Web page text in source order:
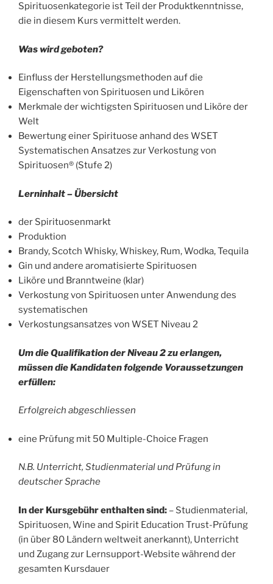
Spirituosenkategorie ist Teil der Produktkenntnisse,
die in diesem Kurs vermittelt werden.
Was wird geboten?
Einfluss der Herstellungsmethoden auf die
Eigenschaften von Spirituosen und Likören
Merkmale der wichtigsten Spirituosen und Liköre der
Welt
Bewertung einer Spirituose anhand des WSET
Systematischen Ansatzes zur Verkostung von
Spirituosen® (Stufe 2)
Lerninhalt – Übersicht
der Spirituosenmarkt
Produktion
Brandy, Scotch Whisky, Whiskey, Rum, Wodka, Tequila
Gin und andere aromatisierte Spirituosen
Liköre und Branntweine (klar)
Verkostung von Spirituosen unter Anwendung des
systematischen
Verkostungsansatzes von WSET Niveau 2
Um die Qualifikation der Niveau 2 zu erlangen,
müssen die Kandidaten folgende Voraussetzungen
erfüllen:
Erfolgreich abgeschliessen
eine Prüfung mit 50 Multiple-Choice Fragen
N.B. Unterricht, Studienmaterial und Prüfung in
deutscher Sprache
In der Kursgebühr enthalten sind: – Studienmaterial,
Spirituosen, Wine and Spirit Education Trust-Prüfung
(in über 80 Ländern weltweit anerkannt), Unterricht
und Zugang zur Lernsupport-Website während der
gesamten Kursdauer